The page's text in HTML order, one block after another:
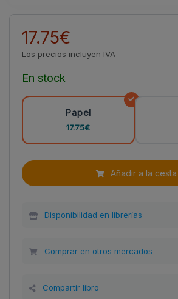
17.75€
Los precios incluyen IVA
En stock
Papel
17.75€
Añadir a la cesta
Disponibilidad en librerías
Comprar en otros mercados
Compartir libro